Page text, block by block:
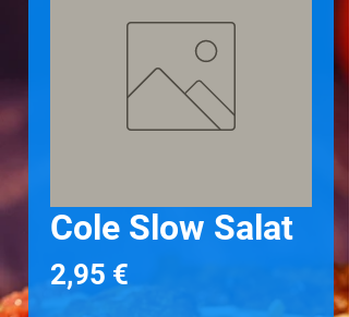
Cole Slow Salat
2,95 €